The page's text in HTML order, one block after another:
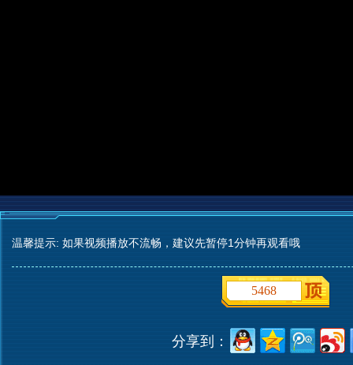
温馨提示: 如果视频播放不流畅，建议先暂停1分钟再观看哦
5468
分享到：